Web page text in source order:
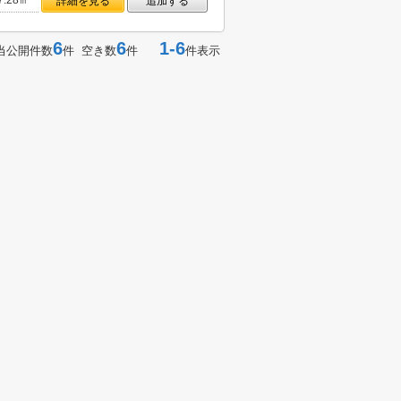
公開件数6件 空き数6件 1-6件表示